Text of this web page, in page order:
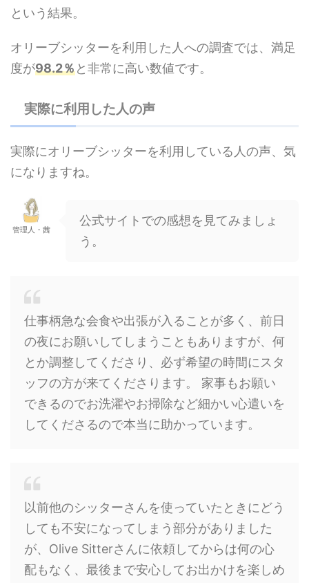
という結果。
オリーブシッターを利用した人への調査では、満足
度が98.2％と非常に高い数値です。
実際に利用した人の声
実際にオリーブシッターを利用している人の声、気
になりますね。
管理人・茜
公式サイトでの感想を見てみましょ
う。
仕事柄急な会食や出張が入ることが多く、前日
の夜にお願いしてしまうこともありますが、何
とか調整してくださり、必ず希望の時間にスタ
ッフの方が来てくださります。 家事もお願い
できるのでお洗濯やお掃除など細かい心遣いを
してくださるので本当に助かっています。
以前他のシッターさんを使っていたときにどう
しても不安になってしまう部分がありました
が、Olive Sitterさんに依頼してからは何の心
配もなく、最後まで安心してお出かけを楽しめ